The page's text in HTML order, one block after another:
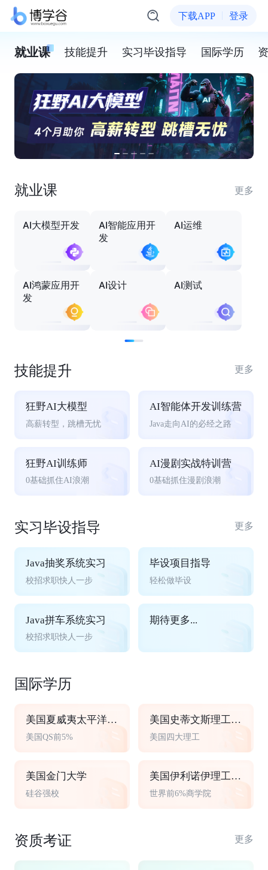
下载APP 登录
就业课 技能提升 实习毕设指导 国际学历
就业课 更多
AI大模型开发
AI智能应用开
发
AI运维
AI鸿蒙应用开
发
AI设计 AI测试
技能提升 更多
狂野AI大模型
高薪转型，跳槽无忧
AI智能体开发训练营
Java走向AI的必经之路
狂野AI训练师
0基础抓住AI浪潮
AI漫剧实战特训营
0基础抓住漫剧浪潮
实习毕设指导 更多
Java抽奖系统实习
校招求职快人一步
毕设项目指导
轻松做毕设
Java拼车系统实习
校招求职快人一步
期待更多...
国际学历
美国夏威夷太平洋大学
美国QS前5%
美国史蒂文斯理工学院
美国四大理工
美国金门大学
硅谷强校
美国伊利诺伊理工大学
世界前6%商学院
资质考证 更多